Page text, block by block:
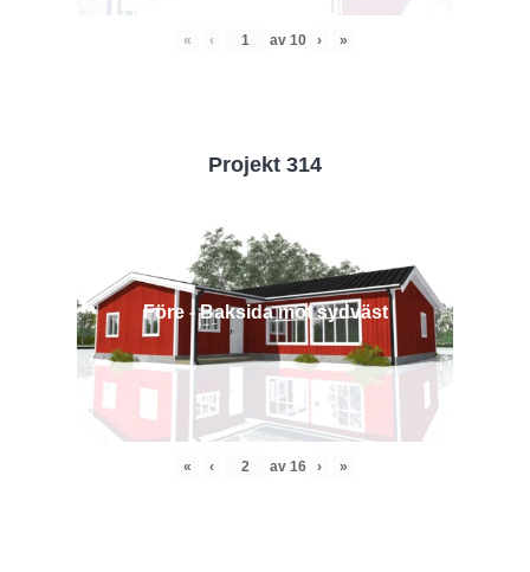
« ‹ av 10 › »
Projekt 314
Före - Baksida mot sydväst
« ‹ av 16 › »